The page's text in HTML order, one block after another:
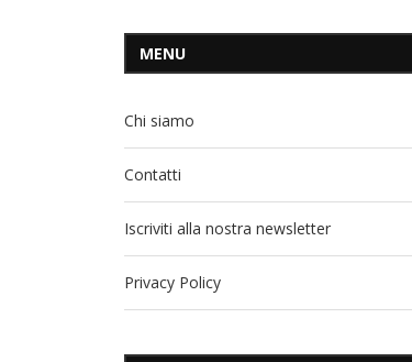
MENU
Chi siamo
Contatti
Iscriviti alla nostra newsletter
Privacy Policy